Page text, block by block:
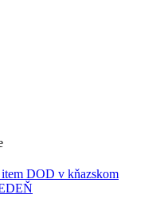
DOD v kňazskom